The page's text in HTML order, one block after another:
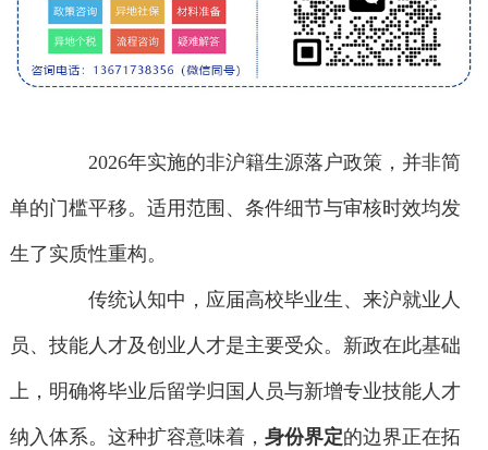
2026年实施的非沪籍生源落户政策，并非简
单的门槛平移。适用范围、条件细节与审核时效均发
生了实质性重构。
传统认知中，应届高校毕业生、来沪就业人
员、技能人才及创业人才是主要受众。新政在此基础
上，明确将毕业后留学归国人员与新增专业技能人才
纳入体系。这种扩容意味着， 身份界定的边界正在拓